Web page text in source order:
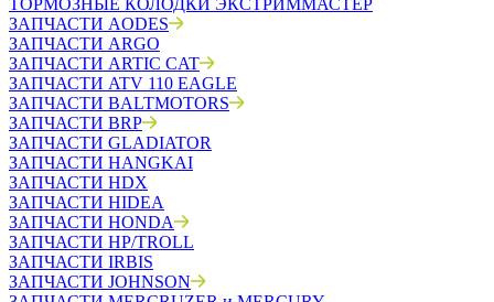
ТОРМОЗНЫЕ КОЛОДКИ ЭКСТРИММАСТЕР
ЗАПЧАСТИ AODES
ЗАПЧАСТИ ARGO
ЗАПЧАСТИ ARTIC CAT
ЗАПЧАСТИ ATV 110 EAGLE
ЗАПЧАСТИ BALTMOTORS
ЗАПЧАСТИ BRP
ЗАПЧАСТИ GLADIATOR
ЗАПЧАСТИ HANGKAI
ЗАПЧАСТИ HDX
ЗАПЧАСТИ HIDEA
ЗАПЧАСТИ HONDA
ЗАПЧАСТИ HP/TROLL
ЗАПЧАСТИ IRBIS
ЗАПЧАСТИ JOHNSON